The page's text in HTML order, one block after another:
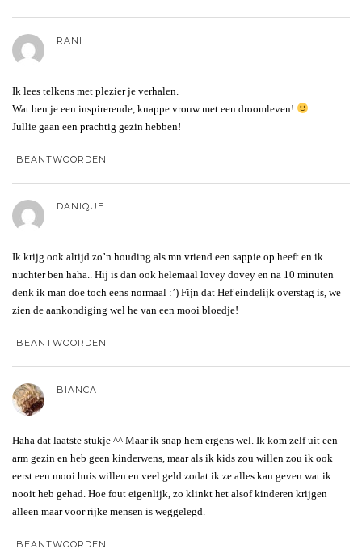
RANI
Ik lees telkens met plezier je verhalen.
Wat ben je een inspirerende, knappe vrouw met een droomleven!
Jullie gaan een prachtig gezin hebben!
BEANTWOORDEN
DANIQUE
Ik krijg ook altijd zo’n houding als mn vriend een sappie op heeft en ik
nuchter ben haha.. Hij is dan ook helemaal lovey dovey en na 10 minuten
denk ik man doe toch eens normaal :’) Fijn dat Hef eindelijk overstag is, we
zien de aankondiging wel he van een mooi bloedje!
BEANTWOORDEN
BIANCA
Haha dat laatste stukje ^^ Maar ik snap hem ergens wel. Ik kom zelf uit een
arm gezin en heb geen kinderwens, maar als ik kids zou willen zou ik ook
eerst een mooi huis willen en veel geld zodat ik ze alles kan geven wat ik
nooit heb gehad. Hoe fout eigenlijk, zo klinkt het alsof kinderen krijgen
alleen maar voor rijke mensen is weggelegd.
BEANTWOORDEN